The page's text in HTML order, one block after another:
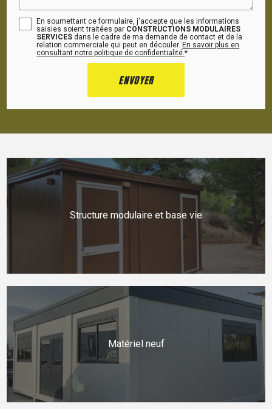
En soumettant ce formulaire, j'accepte que les informations
saisies soient traitées par CONSTRUCTIONS MODULAIRES
SERVICES dans le cadre de ma demande de contact et de la
relation commerciale qui peut en découler.En savoir plus en
consultant notre politique de confidentialité.*
Structure modulaire et base vie
Matériel neuf